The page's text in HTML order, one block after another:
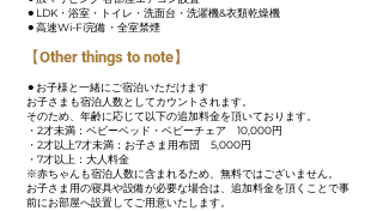
⚫︎LDK・浴室・トイレ・洗面台・洗濯機&衣類乾燥機
⚫︎高速Wi-Fi完備・全室禁煙
【Other things to note】
⚫︎お子様と一緒にご宿泊いただけます
お子さまも宿泊人数としてカウントされます。
そのため、年齢に応じて以下の追加料金を頂いております。
・2才未満：ベビーベッド・ベビーチェア 10,000円
・2才以上7才未満：お子さま用布団 5,000円
・7才以上：大人料金
※赤ちゃんも宿泊人数に含まれるため、無料ではございません。
お子さま用の寝具や設備が必要な場合は、追加料金を頂くことで事
前にお部屋へ設置してご用意いたします。